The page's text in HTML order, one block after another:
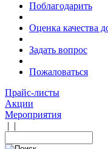
Поблагодарить
Оценка качества
Задать вопрос
Пожаловаться
Прайс-листы
Акции
Мероприятия
| |